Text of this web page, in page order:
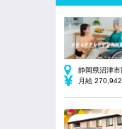
静岡県沼津
月給